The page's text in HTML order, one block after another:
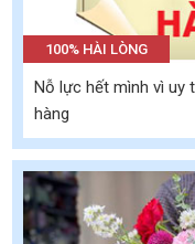
100% HÀI LÒNG
Nỗ lực hết mình vì uy
hàng